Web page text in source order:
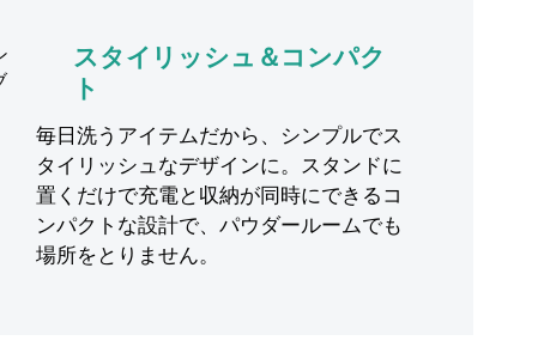
スタイリッシュ＆コンパク
ト
毎日洗うアイテムだから、シンプルでス
タイリッシュなデザインに。スタンドに
置くだけで充電と収納が同時にできるコ
ンパクトな設計で、パウダールームでも
場所をとりません。